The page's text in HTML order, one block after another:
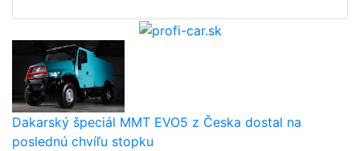
Dakarský špeciál MMT EVO5 z Česka dostal na
poslednú chvíľu stopku